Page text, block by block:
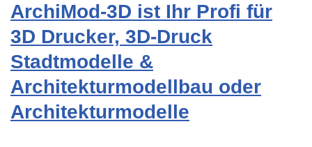
ArchiMod-3D ist Ihr Profi für
3D Drucker, 3D-Druck
Stadtmodelle &
Architekturmodellbau oder
Architekturmodelle